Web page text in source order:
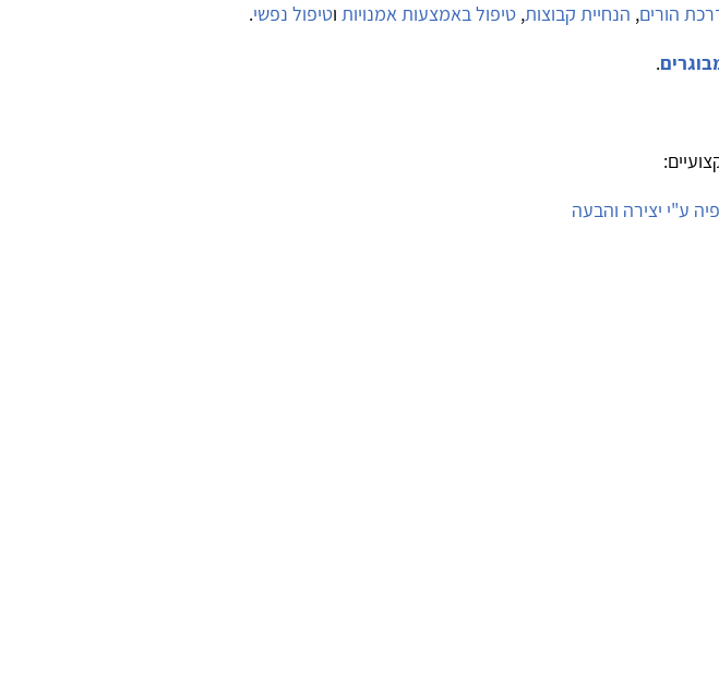
הורים, הנחיית קבוצות, טיפול באמצעות אמנויות וטיפול נפשי.
.
ע"י יצירה והבעה